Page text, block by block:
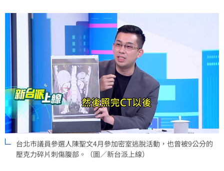
台北市議員參選人陳聖文4月參加密室逃脫活動，也曾被9公分的
壓克力碎片刺傷腹部。（圖／新台派上線）